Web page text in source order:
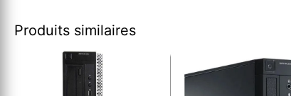
Produits similaires